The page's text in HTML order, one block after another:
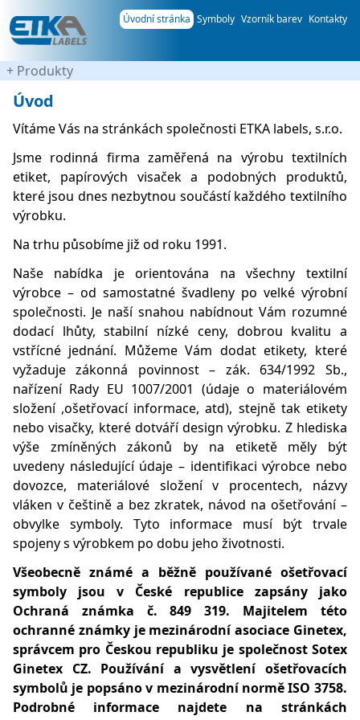
Úvodní stránka Symboly Vzorník barev Kontakty
+ Produkty
Úvod
Vítáme Vás na stránkách společnosti ETKA labels, s.r.o.
Jsme rodinná firma zaměřená na výrobu textilních
etiket, papírových visaček a podobných produktů,
které jsou dnes nezbytnou součástí každého textilního
výrobku.
Na trhu působíme již od roku 1991.
Naše nabídka je orientována na všechny textilní
výrobce – od samostatné švadleny po velké výrobní
společnosti. Je naší snahou nabídnout Vám rozumné
dodací lhůty, stabilní nízké ceny, dobrou kvalitu a
vstřícné jednání. Můžeme Vám dodat etikety, které
vyžaduje zákonná povinnost – zák. 634/1992 Sb.,
nařízení Rady EU 1007/2001 (údaje o materiálovém
složení ,ošetřovací informace, atd), stejně tak etikety
nebo visačky, které dotváří design výrobku. Z hlediska
výše zmíněných zákonů by na etiketě měly být
uvedeny následující údaje – identifikaci výrobce nebo
dovozce, materiálové složení v procentech, názvy
vláken v češtině a bez zkratek, návod na ošetřování –
obvylke symboly. Tyto informace musí být trvale
spojeny s výrobkem po dobu jeho životnosti.
Všeobecně známé a běžně používané ošetřovací
symboly jsou v České republice zapsány jako
Ochraná známka č. 849 319. Majitelem této
ochranné známky je mezinárodní asociace Ginetex,
správcem pro Českou republiku je společnost Sotex
Ginetex CZ. Používání a vysvětlení ošetřovacích
symbolů je popsáno v mezinárodní normě ISO 3758.
Podrobné informace najdete na stránkách